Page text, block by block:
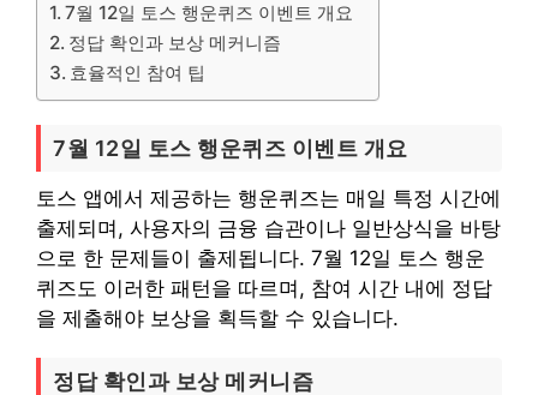
7월 12일 토스 행운퀴즈 이벤트 개요
정답 확인과 보상 메커니즘
효율적인 참여 팁
7월 12일 토스 행운퀴즈 이벤트 개요
토스 앱에서 제공하는 행운퀴즈는 매일 특정 시간에
출제되며, 사용자의 금융 습관이나 일반상식을 바탕
으로 한 문제들이 출제됩니다. 7월 12일 토스 행운
퀴즈도 이러한 패턴을 따르며, 참여 시간 내에 정답
을 제출해야 보상을 획득할 수 있습니다.
정답 확인과 보상 메커니즘